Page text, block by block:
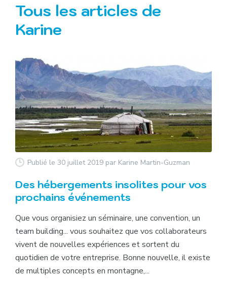
Tous les articles de
Karine
Publié le 30 juillet 2019 par Karine Martin-Guzman
Des hébergements insolites pour vos
prochains événements
Que vous organisiez un séminaire, une convention, un
team building... vous souhaitez que vos collaborateurs
vivent de nouvelles expériences et sortent du
quotidien de votre entreprise. Bonne nouvelle, il existe
de multiples concepts en montagne,...